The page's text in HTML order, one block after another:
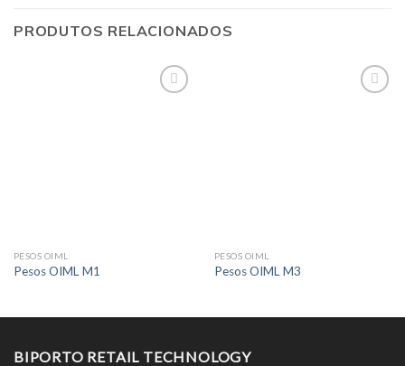
PRODUTOS RELACIONADOS
PESOS OIML
Pesos OIML M1
PESOS OIML
Pesos OIML M3
BIPORTO RETAIL TECHNOLOGY